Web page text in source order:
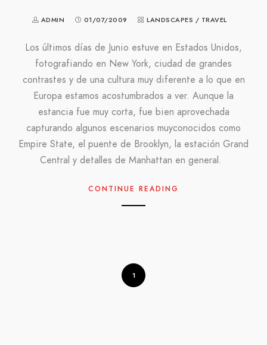
ADMIN 01/07/2009 LANDSCAPES / TRAVEL
Los últimos días de Junio estuve en Estados Unidos,
fotografiando en New York, ciudad de grandes
contrastes y de una cultura muy diferente a lo que en
Europa estamos acostumbrados a ver. Aunque la
estancia fue muy corta, fue bien aprovechada
capturando algunos escenarios muyconocidos como
Empire State, el puente de Brooklyn, la estación Grand
Central y detalles de Manhattan en general.
CONTINUE READING
1